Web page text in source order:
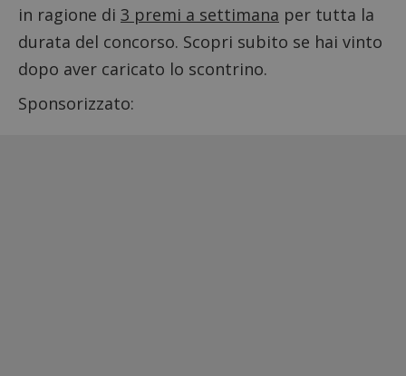
in ragione di 3 premi a settimana per tutta la
durata del concorso. Scopri subito se hai vinto
dopo aver caricato lo scontrino.
Sponsorizzato: